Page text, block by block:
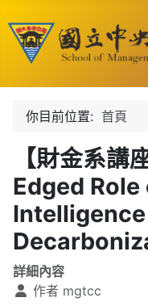
你目前位置: 首頁
【財金系
Edged
詳細內容
作者 mgtcc